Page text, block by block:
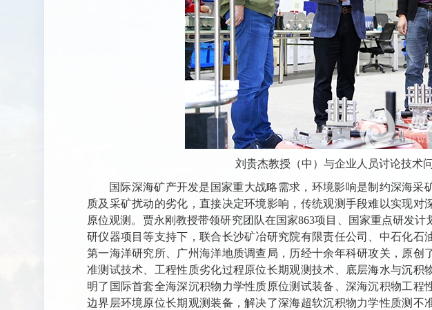
刘贵杰教授（中）与企业人员讨论技术
国际深海矿产开发是国家重大战略需求，环境影响是制约深海采
质及采矿扰动的劣化，直接决定环境影响，传统观测手段难以实现对
原位观测。贾永刚教授带领研究团队在国家863项目、国家重点研发
研仪器项目等支持下，联合长沙矿冶研究院有限责任公司、中石化石
第一海洋研究所、广州海洋地质调查局，历经十余年科研攻关，原创
准测试技术、工程性质劣化过程原位长期观测技术、底层海水与沉积
明了国际首套全海深沉积物力学性质原位测试装备、深海沉积物工程
边界层环境原位长期观测装备，解决了深海超软沉积物力学性质测不